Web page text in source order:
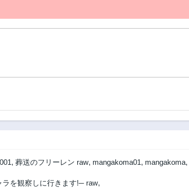
, 葬送のフリーレン raw, mangakoma01, mangakoma,
を観察しに行きます!─ raw,